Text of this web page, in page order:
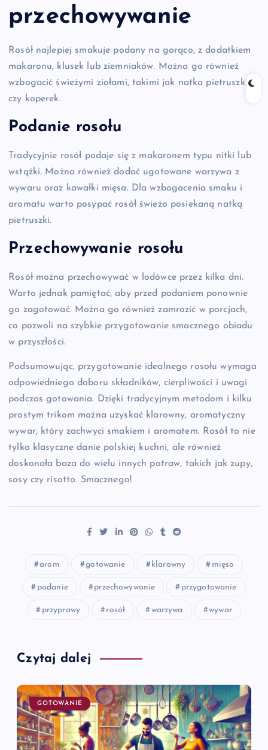
przechowywanie
Rosół najlepiej smakuje podany na gorąco, z dodatkiem
makaronu, klusek lub ziemniaków. Można go również
wzbogacić świeżymi ziołami, takimi jak natka pietruszki
czy koperek.
Podanie rosołu
Tradycyjnie rosół podaje się z makaronem typu nitki lub
wstążki. Można również dodać ugotowane warzywa z
wywaru oraz kawałki mięsa. Dla wzbogacenia smaku i
aromatu warto posypać rosół świeżo posiekaną natką
pietruszki.
Przechowywanie rosołu
Rosół można przechowywać w lodówce przez kilka dni.
Warto jednak pamiętać, aby przed podaniem ponownie
go zagotować. Można go również zamrozić w porcjach,
co pozwoli na szybkie przygotowanie smacznego obiadu
w przyszłości.
Podsumowując, przygotowanie idealnego rosołu wymaga
odpowiedniego doboru składników, cierpliwości i uwagi
podczas gotowania. Dzięki tradycyjnym metodom i kilku
prostym trikom można uzyskać klarowny, aromatyczny
wywar, który zachwyci smakiem i aromatem. Rosół to nie
tylko klasyczne danie polskiej kuchni, ale również
doskonała baza do wielu innych potraw, takich jak zupy,
sosy czy risotto. Smacznego!
arom gotowanie klarowny mięso
podanie przechowywanie przygotowanie
przyprawy rosół warzywa wywar
Czytaj dalej
GOTOWANIE